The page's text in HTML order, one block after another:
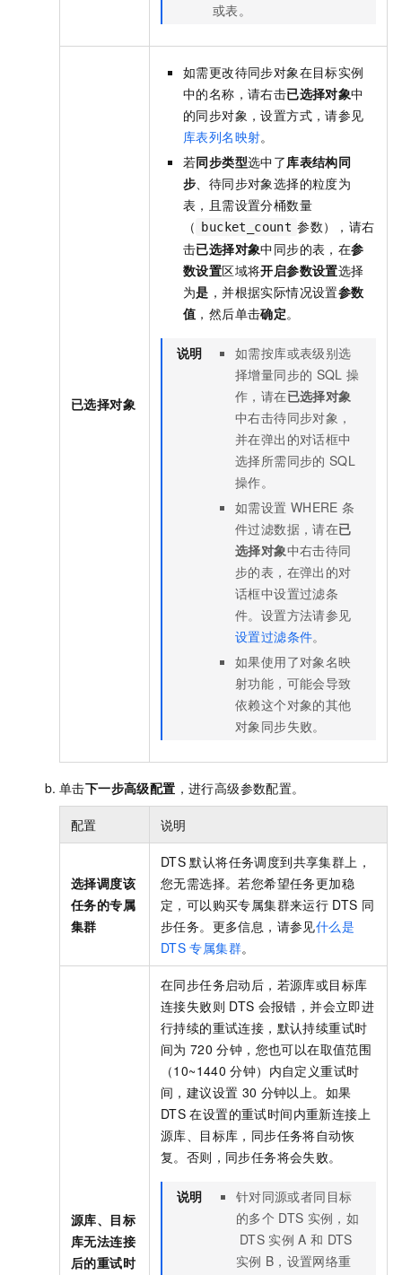
或表。
已选择对象
如需更改待同步对象在目标实例
中的名称，请右击已选择对象中
的同步对象，设置方式，请参见
库表列名映射。
若同步类型选中了库表结构同
步 、待同步对象选择的粒度为
表，且需设置分桶数量
（
bucket_count 参数），请右
击已选择对象中同步的表，在参
数设置区域将开启参数设置选择
为是 ，并根据实际情况设置参数
值 ，然后单击确定。
说明
如需按库或表级别选
择增量同步的 SQL 操
作，请在已选择对象
中右击待同步对象，
并在弹出的对话框中
选择所需同步的 SQL
操作。
如需设置 WHERE 条
件过滤数据，请在已
选择对象中右击待同
步的表，在弹出的对
话框中设置过滤条
件。设置方法请参见
设置过滤条件。
如果使用了对象名映
射功能，可能会导致
依赖这个对象的其他
对象同步失败。
单击下一步高级配置 ，进行高级参数配置。
配置 说明
选择调度该
任务的专属
集群
DTS 默认将任务调度到共享集群上，
您无需选择。若您希望任务更加稳
定，可以购买专属集群来运行 DTS 同
步任务。更多信息，请参见什么是
DTS 专属集群。
源库、目标
库无法连接
后的重试时
在同步任务启动后，若源库或目标库
连接失败则 DTS 会报错，并会立即进
行持续的重试连接，默认持续重试时
间为 720 分钟，您也可以在取值范围
（10~1440 分钟）内自定义重试时
间，建议设置 30 分钟以上。如果
DTS 在设置的重试时间内重新连接上
源库、目标库，同步任务将自动恢
复。否则，同步任务将会失败。
说明
针对同源或者同目标
的多个 DTS 实例，如
DTS 实例 A 和 DTS
实例 B，设置网络重